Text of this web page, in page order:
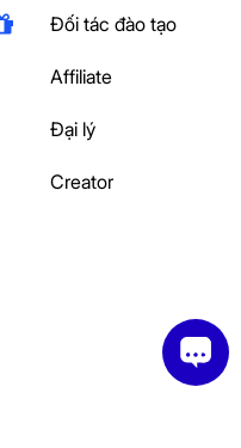
Đối tác đào tạo
Affiliate
Đại lý
Creator